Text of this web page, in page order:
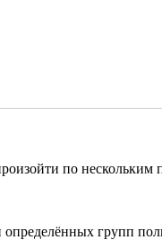
по нескольким
групп